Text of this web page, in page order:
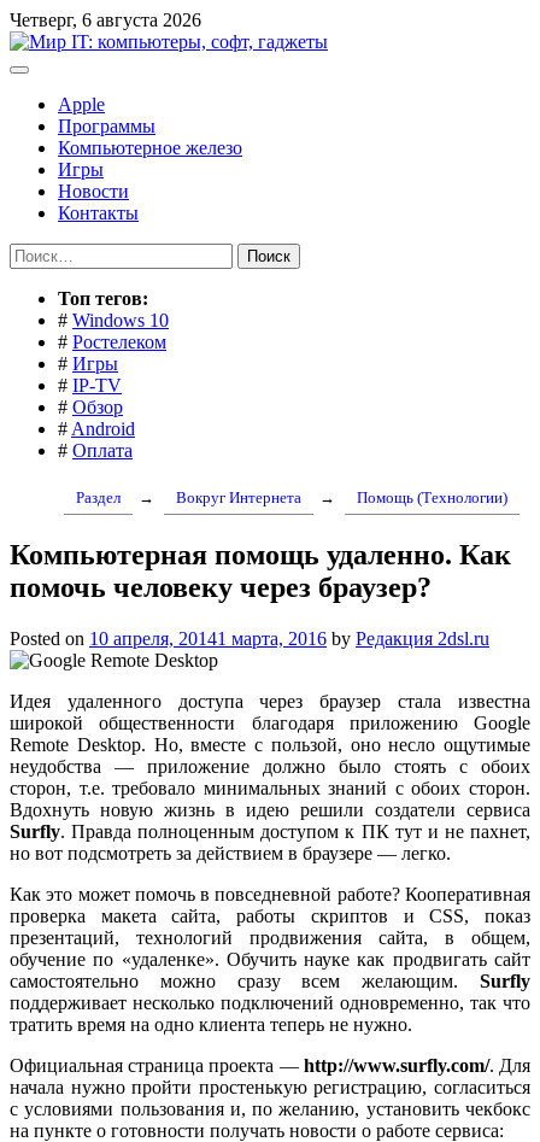
Перейти
к
содержимому
Четверг, 6 августа 2026
Apple
Программы
Компьютерное железо
Игры
Новости
Контакты
Найти:
Toп тегов:
# Windows 10
# Ростелеком
# Игры
# IP-TV
# Обзор
# Android
# Оплата
Раздел → Вокруг Интернета → Помощь (Технологии)
Компьютерная помощь удаленно. Как
помочь человеку через браузер?
Posted on 10 апреля, 20141 марта, 2016 by Редакция 2dsl.ru
Идея удаленного доступа через браузер стала известна
широкой общественности благодаря приложению Google
Remote Desktop. Но, вместе с пользой, оно несло ощутимые
неудобства — приложение должно было стоять с обоих
сторон, т.е. требовало минимальных знаний с обоих сторон.
Вдохнуть новую жизнь в идею решили создатели сервиса
Surfly. Правда полноценным доступом к ПК тут и не пахнет,
но вот подсмотреть за действием в браузере — легко.
Как это может помочь в повседневной работе? Кооперативная
проверка макета сайта, работы скриптов и CSS, показ
презентаций, технологий продвижения сайта, в общем,
обучение по «удаленке». Обучить науке как продвигать сайт
самостоятельно можно сразу всем желающим. Surfly
поддерживает несколько подключений одновременно, так что
тратить время на одно клиента теперь не нужно.
Официальная страница проекта — http://www.surfly.com/. Для
начала нужно пройти простенькую регистрацию, согласиться
с условиями пользования и, по желанию, установить чекбокс
на пункте о готовности получать новости о работе сервиса: